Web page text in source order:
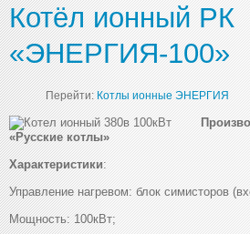
Котёл ионный РК
«ЭНЕРГИЯ-100»
Перейти: Котлы ионные ЭНЕРГИЯ
«Русские котлы»
Характеристики:
Управление нагревом: блок симисторов
Мощность: 100кВт;